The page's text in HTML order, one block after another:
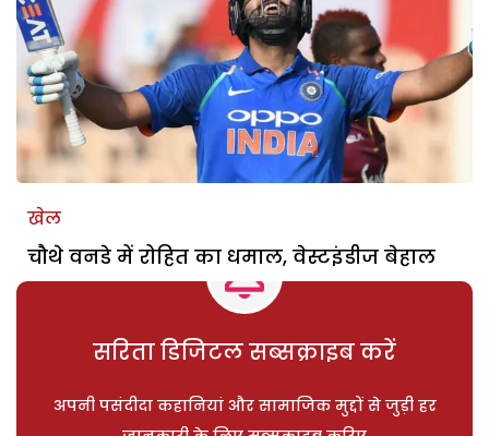
खेल
चौथे वनडे में रोहित का धमाल, वेस्टइंडीज बेहाल
सरिता डिजिटल सब्सक्राइब करें
अपनी पसंदीदा कहानियां और सामाजिक मुद्दों से जुड़ी हर